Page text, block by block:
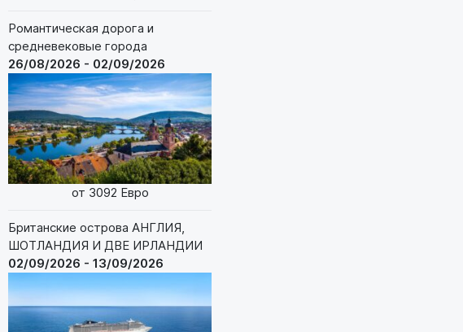
Романтическая дорога и
средневековые города
26/08/2026 - 02/09/2026
от 3092 Евро
Британские острова АНГЛИЯ,
ШОТЛАНДИЯ И ДВЕ ИРЛАНДИИ
02/09/2026 - 13/09/2026